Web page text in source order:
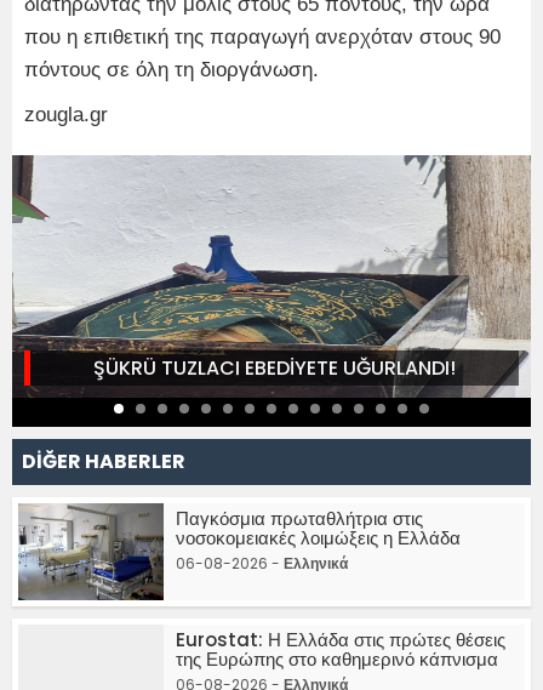
διατηρώντας την μόλις στους 65 πόντους, την ώρα
που η επιθετική της παραγωγή ανερχόταν στους 90
πόντους σε όλη τη διοργάνωση.
zougla.gr
ŞÜKRÜ TUZLACI EBEDİYETE UĞURLANDI!
DİĞER HABERLER
Παγκόσμια πρωταθλήτρια στις
νοσοκομειακές λοιμώξεις η Ελλάδα
06-08-2026 - Ελληνικά
Eurostat: Η Ελλάδα στις πρώτες θέσεις
της Ευρώπης στο καθημερινό κάπνισμα
06-08-2026 - Ελληνικά